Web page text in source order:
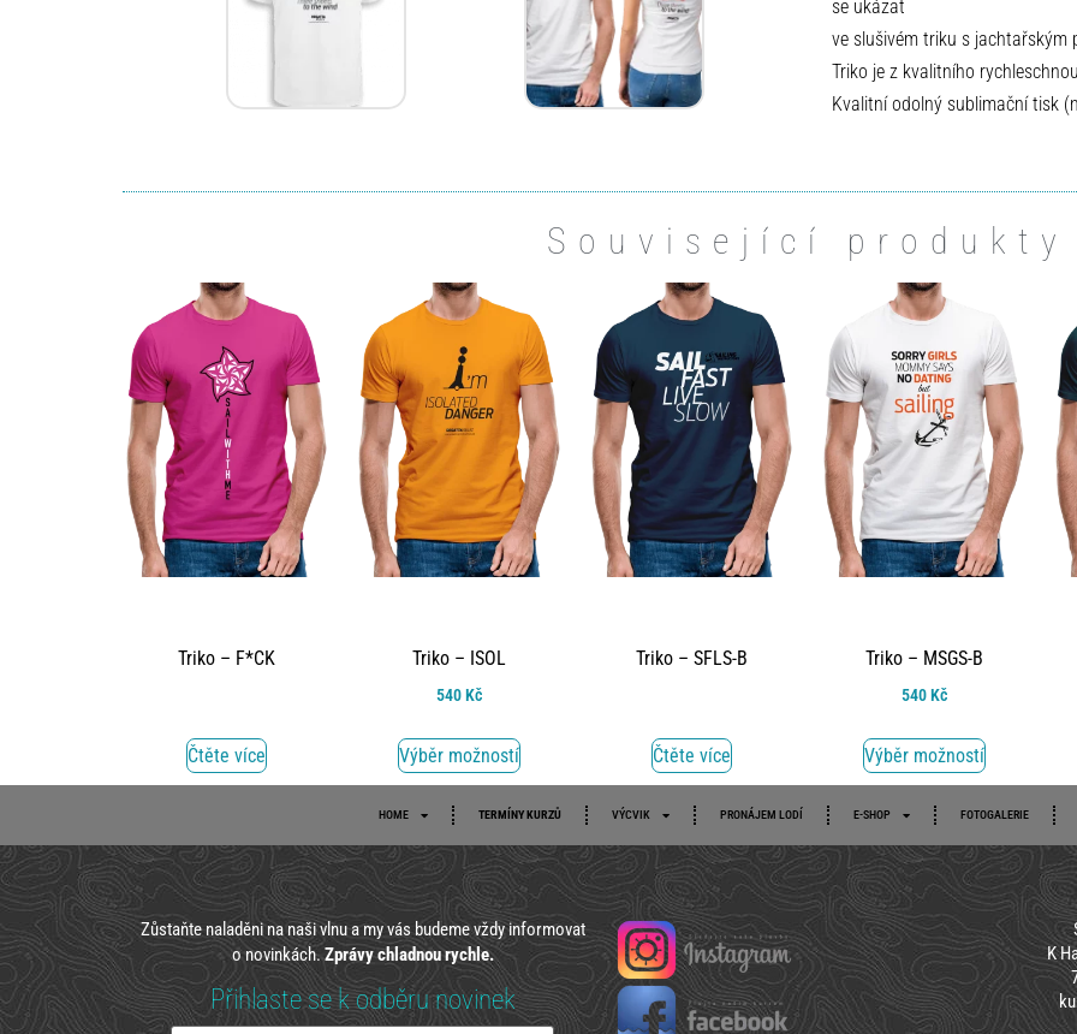
se ukázat
ve slušivém triku s jachtařským
Triko je z kvalitního
Kvalitní odolný sublimační tisk
Související produkty
Triko – F*CK
Čtěte více
Triko – ISOL
540Kč
Výběr možností
Triko – SFLS-B
Čtěte více
Triko – MSGS-B
540Kč
Výběr možností
HOME TERMÍNY KURZŮ VÝCVIK PRONÁJEM LODÍ E-SHOP FOTOGALERIE
Zůstaňte naladěni na naši vlnu a my vás budeme vždy informovat
o novinkách.Zprávy chladnou rychle.
Přihlaste se k odběru novinek
K